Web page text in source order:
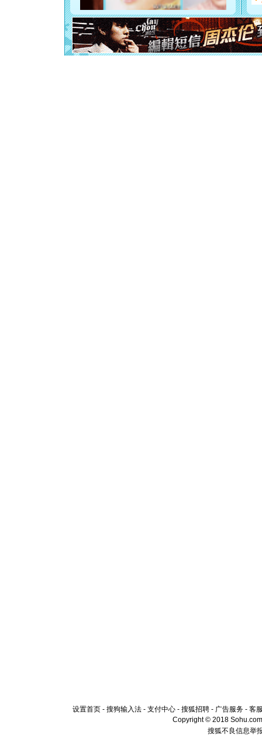
你是我
[元旦]如
起；二是
离。水晶
[元旦]当
设置首页 - 搜狗输入法 - 支付中心 - 搜狐招聘 - 广告服务 - 客
Copyright © 2018
搜狐不良信息举